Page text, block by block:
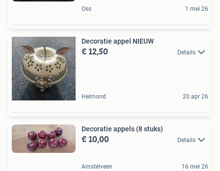
Oss 1 mei 26
Decoratie appel NIEUW
€ 12,50 Details
Helmond 20 apr 26
Decoratie appels (8 stuks)
€ 10,00 Details
Amstelveen 16 mei 26